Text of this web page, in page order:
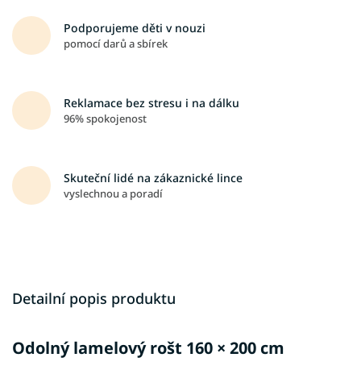
Podporujeme děti v nouzi
pomocí darů a sbírek
Reklamace bez stresu i na dálku
96% spokojenost
Skuteční lidé na zákaznické lince
vyslechnou a poradí
Detailní popis produktu
Odolný lamelový rošt 160 × 200 cm